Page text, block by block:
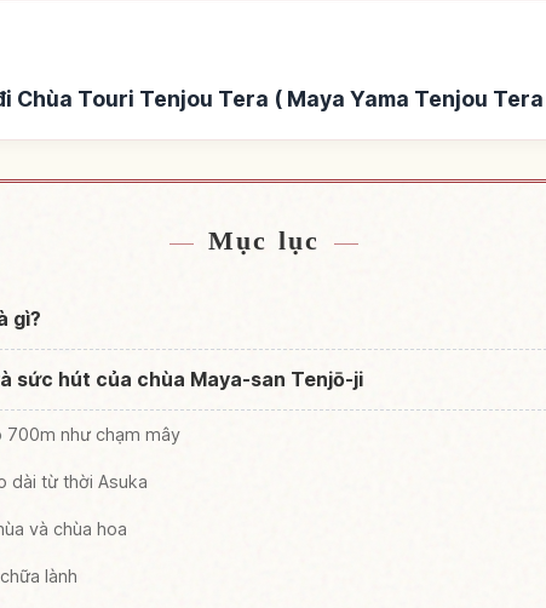
Chùa Touri Tenjou Tera ( Maya Yama Tenjou Tera
Mục lục
gì?
sức hút của chùa Maya-san Tenjō-ji
700m như chạm mây
dài từ thời Asuka
và chùa hoa
lành